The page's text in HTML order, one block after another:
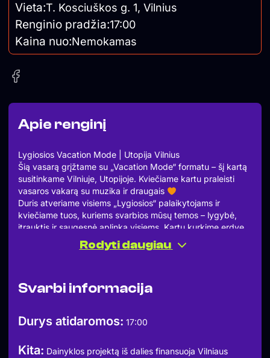
Apie renginį
Lygiosios Vacation Mode | Utopija Vilnius
Šią vasarą grįžtame su „Vacation Mode“ formatu – šį kartą
susitinkame Vilniuje, Utopijoje. Kviečiame kartu praleisti
vasaros vakarą su muzika ir draugais
Duris atveriame visiems „Lygiosios“ palaikytojams ir
kviečiame tuos, kuriems svarbios mūsų temos – lygybė,
įtrauktis ir saugesnė aplinka visiems. Kartu kurkime erdvę,
kur svarbiausia pagarba ir rūpestis vieni kitais.
Liepos 4 d., 17:00-22:00
sudalyvauti kūrybinėse erdvėse bei pabendrauti su
nauja tatuiruote?). Daugiau informacijos apie veiklas –
Sek informaciją apie renginį – @lygiosios_ paskyroje
Rodyti daugiau
Svarbi informacija
Durys atidaromos: 17:00
Kita: Dainyklos projektą iš dalies finansuoja Vilniaus
Vieta:T. Kosciuškos g. 1, Vilnius
Renginio pradžia:17:00
Kaina nuo:Nemokamas